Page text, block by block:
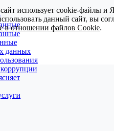
данных
использует cookie-файлы и
данный сайт, вы
в отношении файлов Cookie.